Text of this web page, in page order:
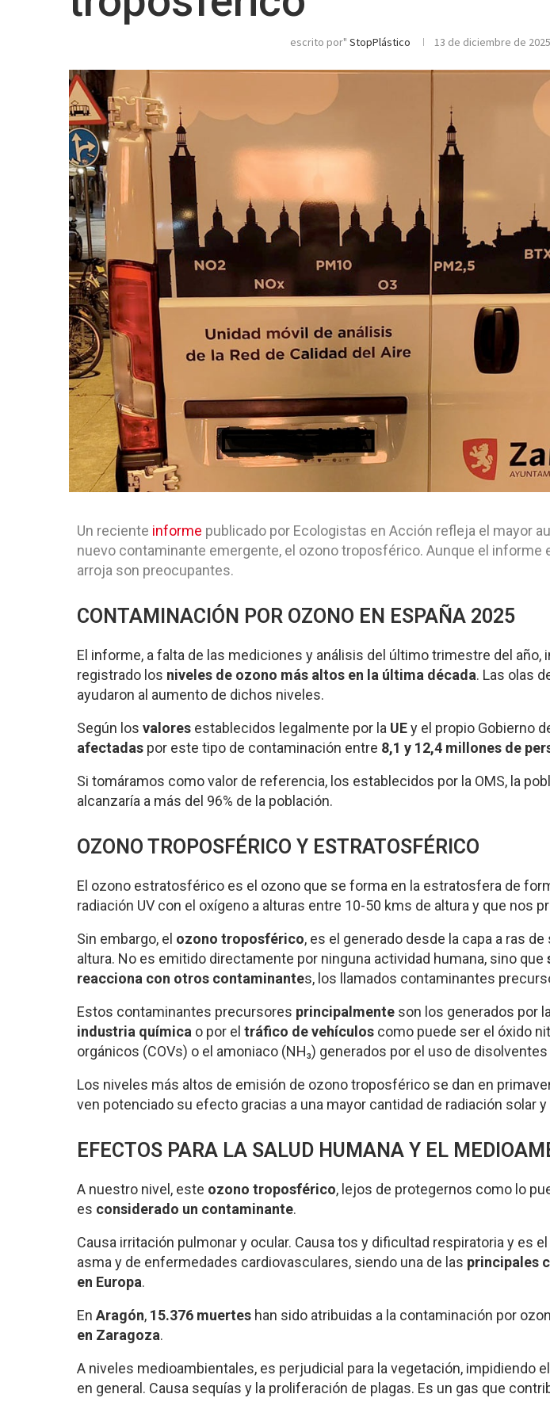
escrito por" StopPlástico 13 de diciembre de 2025
Un reciente informe publicado por Ecologistas en Acción refleja el mayor
nuevo contaminante emergente, el ozono troposférico. Aunque el informe
arroja son preocupantes.
CONTAMINACIÓN POR OZONO EN ESPAÑA 2025
El informe, a falta de las mediciones y análisis del último trimestre del año,
registrado los niveles de ozono más altos en la última década. Las olas
ayudaron al aumento de dichos niveles.
Según los valores establecidos legalmente por la UEy el propio Gobierno
afectadas por este tipo de contaminación entre 8,1 y 12,4 millones de
Si tomáramos como valor de referencia, los establecidos por la OMS, la
alcanzaría a más del 96% de la población.
OZONO TROPOSFÉRICO Y ESTRATOSFÉRICO
El ozono estratosférico es el ozono que se forma en la estratosfera de
radiación UV con el oxígeno a alturas entre 10-50 kms de altura y que nos
Sin embargo, el ozono troposférico, es el generado desde la capa a ras
altura. No es emitido directamente por ninguna actividad humana, sino que
reacciona con otros contaminantes, los llamados contaminantes
Estos contaminantes precursores principalmente son los generados por
industria química o por el tráfico de vehículos como puede ser el óxido
orgánicos (COVs) o el amoniaco (NH₃) generados por el uso de
Los niveles más altos de emisión de ozono troposférico se dan en
ven potenciado su efecto gracias a una mayor cantidad de radiación solar y
EFECTOS PARA LA SALUD HUMANA Y EL
A nuestro nivel, este ozono troposférico, lejos de protegernos como lo
es considerado un contaminante.
Causa irritación pulmonar y ocular. Causa tos y dificultad respiratoria y es
asma y de enfermedades cardiovasculares, siendo una de las principales
en Europa.
En Aragón, 15.376 muertes han sido atribuidas a la contaminación por
en Zaragoza.
A niveles medioambientales, es perjudicial para la vegetación, impidiendo
en general. Causa sequías y la proliferación de plagas. Es un gas que